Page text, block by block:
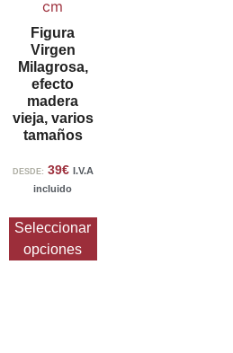
Figura
Virgen
Milagrosa,
efecto
madera
vieja, varios
tamaños
DESDE: 39€ I.V.A
incluido
Seleccionar
opciones